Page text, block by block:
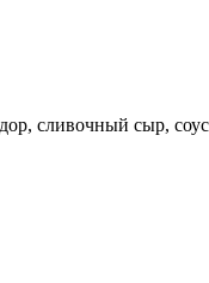
сливочный сыр,